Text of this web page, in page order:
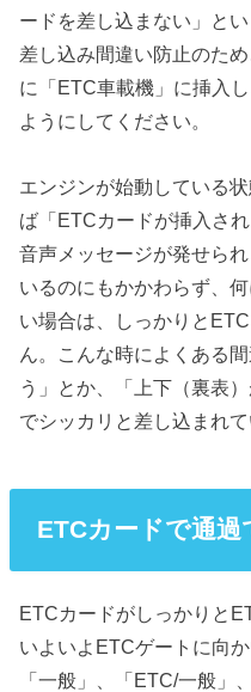
ードを差し込まない」と
差し込み間違い防止のた
に「ETC車載機」に挿入
ようにしてください。
エンジンが始動している
ば「ETCカードが挿入さ
音声メッセージが発せら
いるのにもかかわらず、
い場合は、しっかりと
ん。こんな時によくある
う」とか、「上下（裏表
でシッカリと差し込まれ
ETCカードで通過
ETCカードがしっかりと
いよいよETCゲートに向
「一般」、「ETC/一般」